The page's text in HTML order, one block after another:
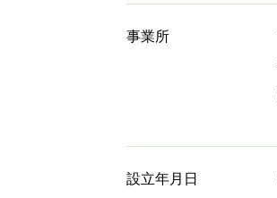
事業所
設立年月日